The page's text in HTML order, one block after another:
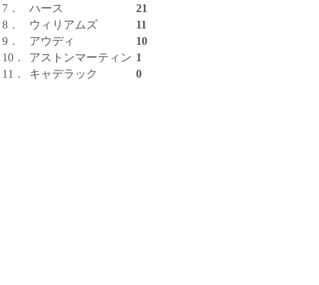
7．
ハース
21
8．
ウィリアムズ
11
9．
アウディ
10
10．
アストンマーティン 1
11．
キャデラック 0